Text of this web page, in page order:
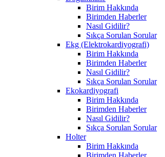
Birim Hakkında
Birimden Haberler
Nasıl Gidilir?
Sıkça Sorulan Sorular
Ekg (Elektrokardiyografi)
Birim Hakkında
Birimden Haberler
Nasıl Gidilir?
Sıkça Sorulan Sorular
Ekokardiyografi
Birim Hakkında
Birimden Haberler
Nasıl Gidilir?
Sıkça Sorulan Sorular
Holter
Birim Hakkında
Birimden Haberler